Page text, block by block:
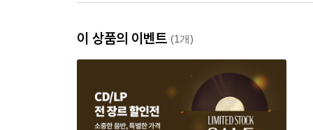
이 상품의 이벤트 (1개)